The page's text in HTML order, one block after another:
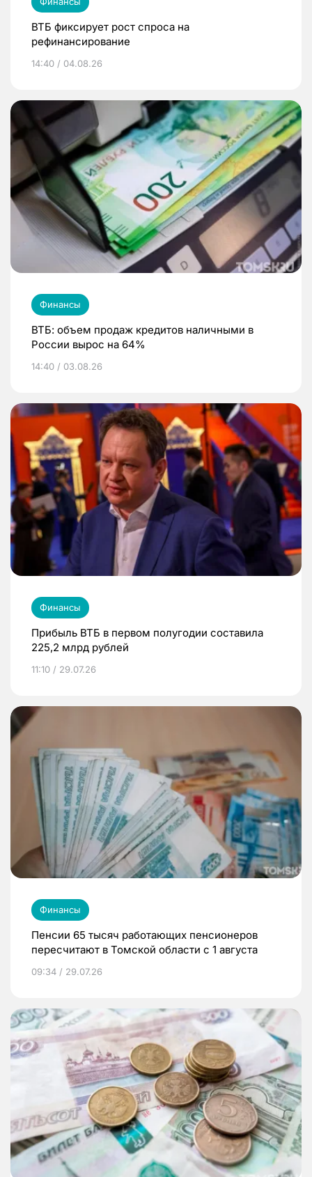
ВТБ фиксирует рост спроса на
рефинансирование
14:40 / 04.08.26
Финансы
ВТБ: объем продаж кредитов наличными в
России вырос на 64%
14:40 / 03.08.26
Финансы
Прибыль ВТБ в первом полугодии составила
225,2 млрд рублей
11:10 / 29.07.26
Финансы
Пенсии 65 тысяч работающих пенсионеров
пересчитают в Томской области с 1 августа
09:34 / 29.07.26